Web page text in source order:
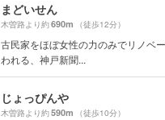
まどいせん
木曽路より約690m （徒歩12分）
古民家をほぼ女性の力のみでリノベ
われる、神戸新聞...
じょっぴんや
木曽路より約590m （徒歩10分）